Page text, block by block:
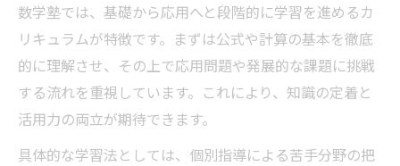
数学塾では、基礎から応用へと段階的に学習を進めるカ
リキュラムが特徴です。まずは公式や計算の基本を徹底
的に理解させ、その上で応用問題や発展的な課題に挑戦
する流れを重視しています。これにより、知識の定着と
活用力の両立が期待できます。
具体的な学習法としては、個別指導による苦手分野の把